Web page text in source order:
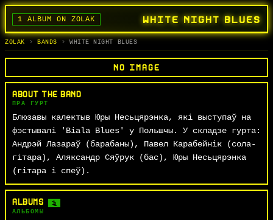
WHITE NIGHT BLUES
1 ALBUM ON ZOLAK
BANDS
ГУРТЫ
ALBUMS
АЛЬБОМЫ
TRACKS
СЬПЕВЫ
SEARCH
ПОШУК
ZOLAK BANDS WHITE NIGHT BLUES
NO IMAGE
ABOUT THE BAND
ПРА ГУРТ
Блюзавы калектыв Юры Несьцярэнка, які выступаў на
фэстывалі 'Biala Blues' у Польшчы. У складзе гурта:
Андрэй Лазараў (барабаны), Павел Карабейнік (сола-
гітара), Аляксандр Сяўрук (бас), Юры Несьцярэнка
(гітара і спеў).
ALBUMS 1
АЛЬБОМЫ